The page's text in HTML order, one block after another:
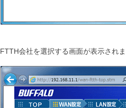
FTTH会社を選択する画面が表示され